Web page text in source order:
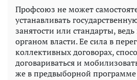
Профсоюз не может
устанавливать
занятости или стандарты, ведь
органом власти. Ее сила в
коллективных договорах,
договариваться и
же в предвыборной